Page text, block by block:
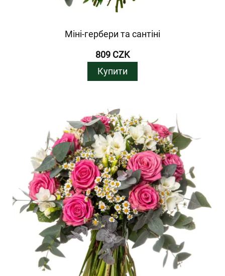
Міні-гербери та сантіні
809 CZK
Купити